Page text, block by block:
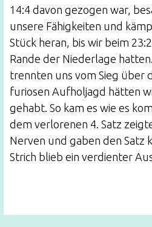
14:4 davon gezogen war,
unsere Fähigkeiten und
Stück heran, bis wir beim
Rande der Niederlage
trennten uns vom Sieg über
furiosen Aufholjagd hätten
gehabt. So kam es wie es
dem verlorenen 4. Satz
Nerven und gaben den Satz
Strich blieb ein verdienter